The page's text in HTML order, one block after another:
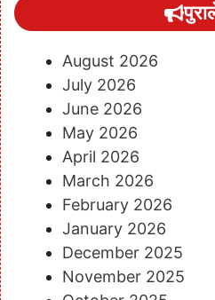
August 2026
July 2026
June 2026
May 2026
April 2026
March 2026
February 2026
January 2026
December 2025
November 2025